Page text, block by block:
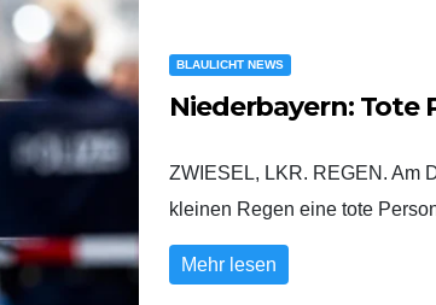
BLAULICHT NEWS
Niederbayern: Tote
ZWIESEL, LKR. REGEN. Am
kleinen Regen eine tote
Mehr lesen